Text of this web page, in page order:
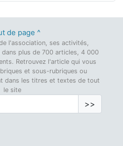
de page ^
l'association, ses activités,
plus de 700 articles, 4 000
Retrouvez l'article qui vous
et sous-rubriques ou
dans les titres et textes de tout
le site
>>